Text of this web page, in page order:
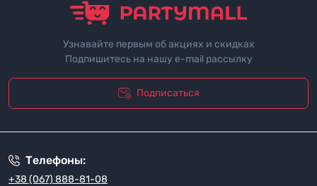
Узнавайте первым об акциях и скидках
Подпишитесь на нашу e-mail рассылку
Подписаться
Телефоны:
+38 (067) 888-81-08